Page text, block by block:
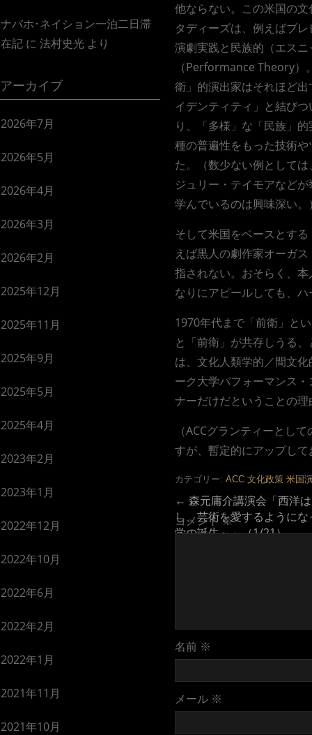
他ならない。この米国の
タディーズは、例えばブ
演劇実践と民族的（エス
（Performance Theory）
衛」的演出家はそれほど
イデンティティ」と結び
り、「多様」な「民族」
種の普遍性をもった技術
た。（数少ない例として
ジュリー・テイモアなど
学んでいるのは興味深い。
そして米国をベースとす
えば黒人の劇作家オーガ
指されない。おそらく、
なりにアピールしても、
1970年代まで「前衛」と
と「前衛」が共存しうる
は、文化人類学的／間文
ーク大学パフォーマンス
ナーだけだということの
（ACCグランティーとし
すが、暫定的にアップし
カテゴリー: ACC 文化政策 米国
← 森元庸介講演会「西洋
し、芸術を愛するように
学の誕生～」（1/21）
コメント※
名前 ※
メール ※
ナバホ･ネイション一泊二日滞
在記 に 法村史光 より
アーカイブ
2026年7月
2026年5月
2026年4月
2026年3月
2026年2月
2025年12月
2025年11月
2025年9月
2025年5月
2025年4月
2023年2月
2023年1月
2022年12月
2022年10月
2022年6月
2022年2月
2022年1月
2021年11月
2021年10月